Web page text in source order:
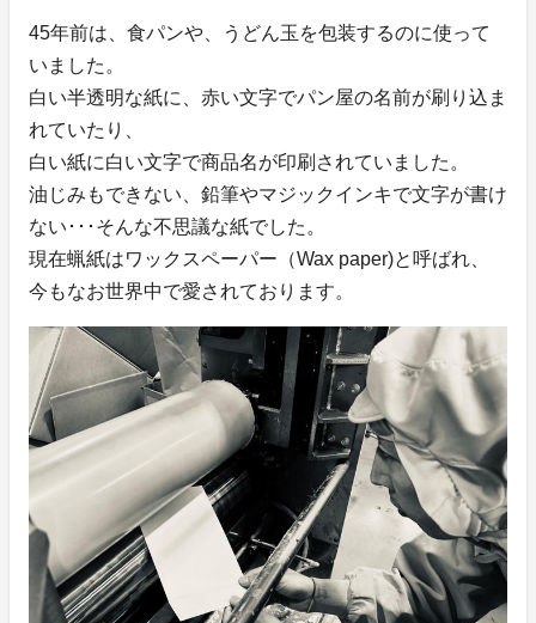
45年前は、食パンや、うどん玉を包装するのに使って
いました。
白い半透明な紙に、赤い文字でパン屋の名前が刷り込ま
れていたり、
白い紙に白い文字で商品名が印刷されていました。
油じみもできない、鉛筆やマジックインキで文字が書け
ない･･･そんな不思議な紙でした。
現在蝋紙はワックスペーパー（Wax paper)と呼ばれ、
今もなお世界中で愛されております。